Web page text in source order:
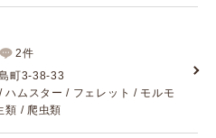
2件
町3-38-33
ハムスター / フェレット / モルモ
類 / 爬虫類